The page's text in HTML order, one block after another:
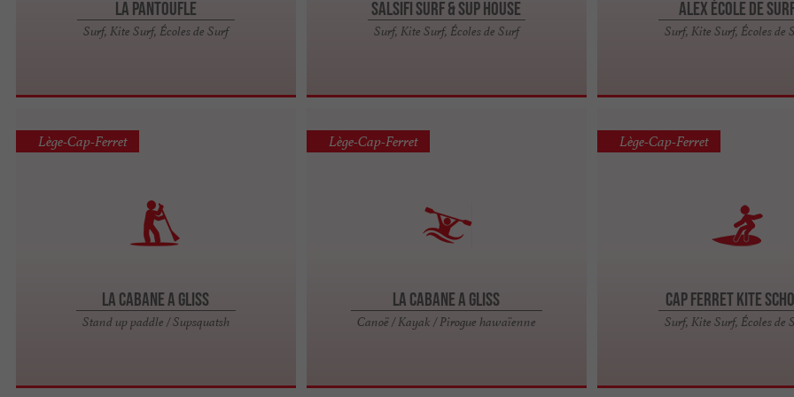
La Pantoufle
Surf, Kite Surf, Écoles de Surf
Salsifi Surf & Sup House
Surf, Kite Surf, Écoles de Surf
Alex École de
Surf, Kite Surf, Écoles de
La Cabane A Gliss
Stand up paddle / Supsquatsh
Lège-Cap-Ferret
La Cabane A Gliss
Canoë / Kayak / Pirogue hawaïenne
Lège-Cap-Ferret
Cap Ferret Kite
Surf, Kite Surf, Écoles de
Lège-Cap-Ferret